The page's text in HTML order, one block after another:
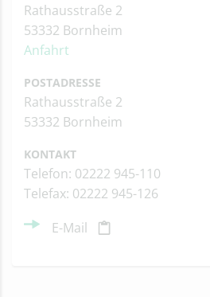
Rathausstraße 2
53332 Bornheim
Anfahrt
POSTADRESSE
Rathausstraße 2
53332 Bornheim
KONTAKT
Telefon: 02222 945-110
Telefax: 02222 945-126
E-Mail